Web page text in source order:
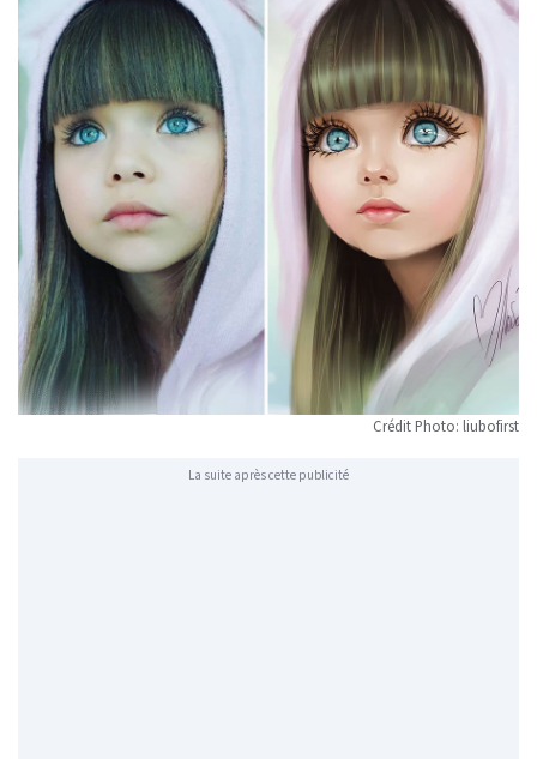
Crédit Photo: liubofirst
La suite après cette publicité